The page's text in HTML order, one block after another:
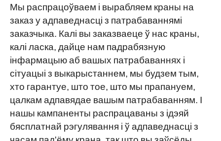
Мы распрацоўваем і вырабляем краны на
заказ у адпаведнасці з патрабаваннямі
заказчыка. Калі вы заказваеце ў нас краны,
калі ласка, дайце нам падрабязную
інфармацыю аб вашых патрабаваннях і
сітуацыі з выкарыстаннем, мы будзем тым,
хто гарантуе, што тое, што мы прапануем,
цалкам адпавядае вашым патрабаванням. І
нашы кампаненты распрацаваны з ідэяй
бясплатнай рэгулявання і ў адпаведнасці з